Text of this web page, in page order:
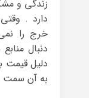
زندگی و
دارد .
خرج را
دنبال
دلیل قیمت
به آن